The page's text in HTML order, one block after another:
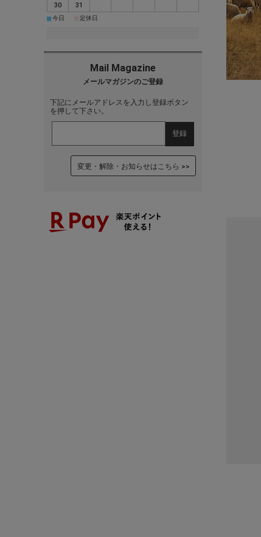
30
31
■今日 定休日
下記にメールアドレスを入力し登録ボタン
を押して下さい。
変更・解除・お知らせはこちら